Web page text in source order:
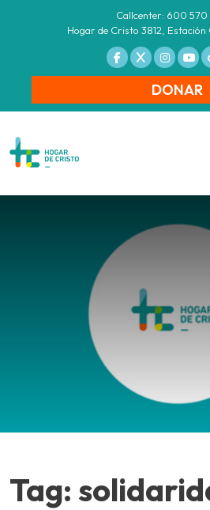
Callcenter: 600
Hogar de Cristo 3812,
DONAR
Tag: